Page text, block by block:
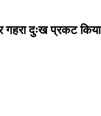
गहरा दुःख प्रकट किया